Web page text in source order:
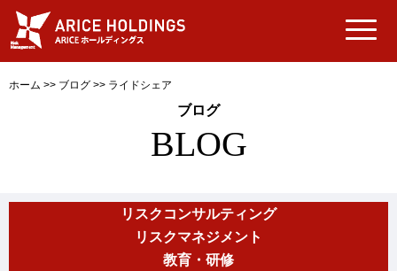
ホーム >> ブログ >> ライドシェア
ブログ
BLOG
リスクコンサルティング
リスクマネジメント
教育・研修